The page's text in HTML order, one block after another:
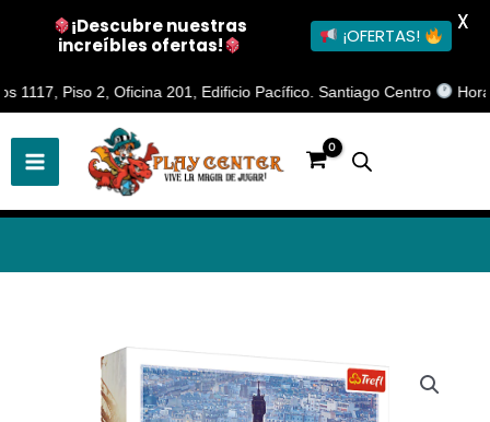
Piso 2, Oficina 201, Edificio Pacífico. Santiago Centro Horario
al
contenido
¡Descubre nuestras
increíbles ofertas!
¡OFERTAS!
X